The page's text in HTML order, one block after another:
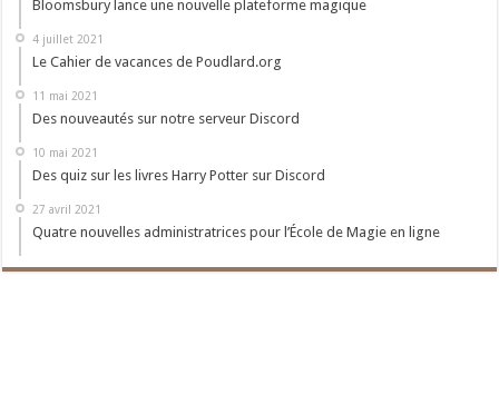
Bloomsbury lance une nouvelle plateforme magique
4 juillet 2021
Le Cahier de vacances de Poudlard.org
11 mai 2021
Des nouveautés sur notre serveur Discord
10 mai 2021
Des quiz sur les livres Harry Potter sur Discord
27 avril 2021
Quatre nouvelles administratrices pour l’École de Magie en ligne